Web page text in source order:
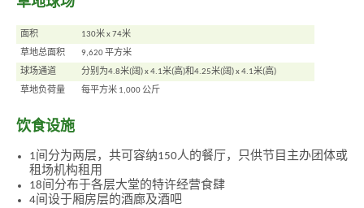
面积 130米 x 74米
草地总面积 9,620 平方米
球场通道 分别为4.8米(阔) x 4.1米(高)和4.25米(阔) x 4.1米(高)
草地负荷量 每平方米 1,000 公斤
饮食设施
1间分为两层，共可容纳150人的餐厅，只供节目主办团体或
租场机构租用
18间分布于各层大堂的特许经营食肆
4间设于厢房层的酒廊及酒吧